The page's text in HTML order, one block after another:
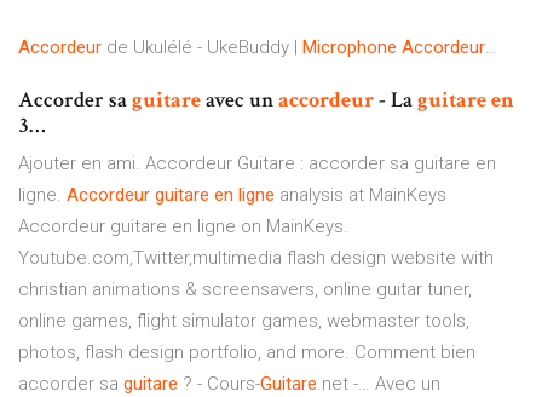
Accordeur de Ukulélé - UkeBuddy | Microphone Accordeur…
Accorder saguitareavec unaccordeur- Laguitareen
3…
Ajouter en ami. Accordeur Guitare : accorder sa guitare en
ligne. Accordeur guitare en ligne analysis at MainKeys
Accordeur guitare en ligne on MainKeys.
Youtube.com,Twitter,multimedia flash design website with
christian animations & screensavers, online guitar tuner,
online games, flight simulator games, webmaster tools,
photos, flash design portfolio, and more. Comment bien
accorder sa guitare ? - Cours-Guitare.net -… Avec un